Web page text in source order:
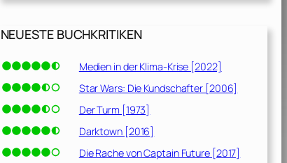
NEUESTE BUCHKRITIKEN
Medien in der Klima-Krise [2022]
Star Wars: Die Kundschafter [2006]
Der Turm [1973]
Darktown [2016]
Die Rache von Captain Future [2017]